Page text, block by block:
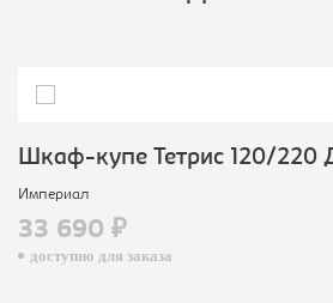
Шкаф-купе Тетрис 120/220
Империал
33 690 ₽
доступно для заказа